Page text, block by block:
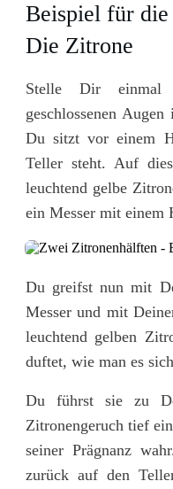
Beispiel für die
Die Zitrone
Stelle Dir
geschlossenen
Du sitzt vor einem
Teller steht. Auf
leuchtend gelbe
ein Messer mit einem
Du greifst nun mit
Messer und mit
leuchtend gelben
duftet, wie man es
Du führst sie zu
Zitronengeruch tief
seiner Prägnanz
zurück auf den